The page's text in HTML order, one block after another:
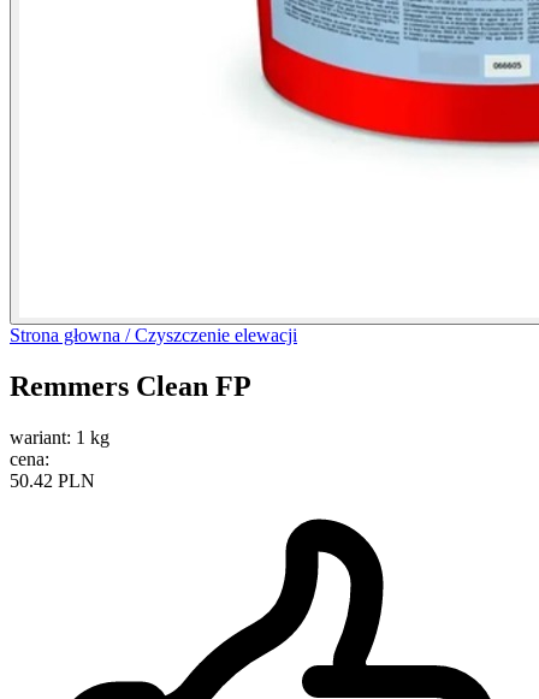
Strona głowna /Czyszczenie elewacji
Remmers Clean FP
wariant: 1 kg
cena:
50.42 PLN